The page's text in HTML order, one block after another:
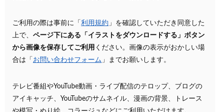
ご利用の際は事前に「 利用規約 」を確認していただき同意した
上で、 ページ下にある「イラストをダウンロードする」ボタン
から画像を保存してご利用 ください。画像の表示がおかしい場
合は「 お問い合わせフォーム 」までお願いします。
テレビ番組やYouTube動画・ライブ配信のテロップ、ブログの
アイキャッチ、YouTubeのサムネイル、漫画の背景、トレース